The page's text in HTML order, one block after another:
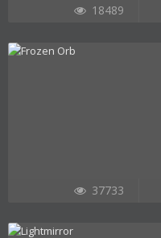
18489
37733